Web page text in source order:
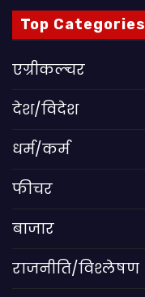
Top Categories
एग्रीकल्चर
देश/विदेश
धर्म/कर्म
फीचर
बाजार
राजनीति/विश्लेषण